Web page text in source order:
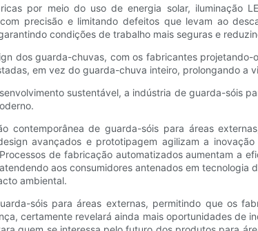
por meio do uso de energia solar, iluminação
precisão e limitando defeitos que levam ao
condições de trabalho mais seguras e
dos guarda-chuvas, com os fabricantes
em vez do guarda-chuva inteiro, prolongando a
sustentável, a indústria de guarda-sóis
contemporânea de guarda-sóis para áreas
avançados e prototipagem agilizam a
de fabricação automatizados aumentam a
aos consumidores antenados em
ambiental.
sóis para áreas externas, permitindo que os
certamente revelará ainda mais oportunidades de